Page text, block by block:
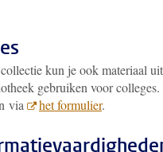
kun je ook materiaal
gebruiken voor
via
het formulier.